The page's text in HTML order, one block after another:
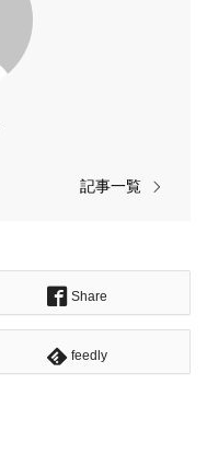
記事一覧
Share
feedly